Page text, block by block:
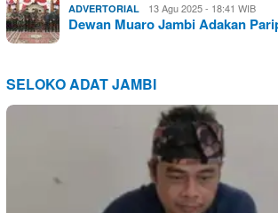
ADVERTORIAL 13 Agu 2025 - 18:41 WIB
Dewan Muaro Jambi Adakan
SELOKO ADAT JAMBI